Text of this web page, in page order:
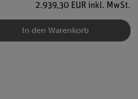
2.939,30 EUR inkl. MwSt.
In den Warenkorb